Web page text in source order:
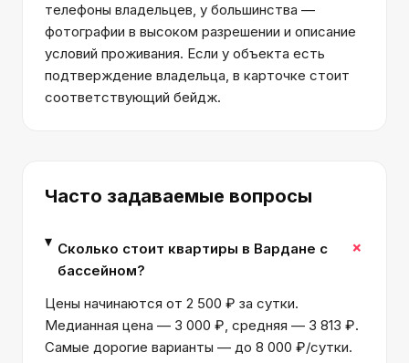
телефоны владельцев, у большинства —
фотографии в высоком разрешении и описание
условий проживания. Если у объекта есть
подтверждение владельца, в карточке стоит
соответствующий бейдж.
Часто задаваемые вопросы
Сколько стоит квартиры в Вардане с
бассейном?
+
Цены начинаются от 2 500 ₽ за сутки.
Медианная цена — 3 000 ₽, средняя — 3 813 ₽.
Самые дорогие варианты — до 8 000 ₽/сутки.